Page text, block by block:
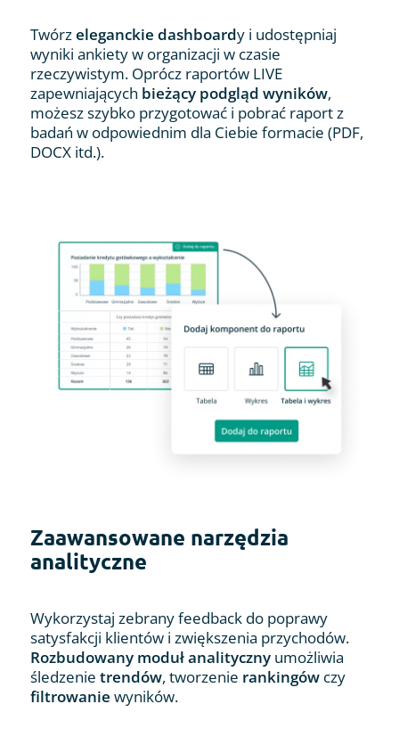
Twórzeleganckie dashboardy i udostępniaj
wyniki ankiety w organizacji w czasie
rzeczywistym. Oprócz raportów LIVE
zapewniających bieżący podgląd wyników,
możesz szybko przygotować i pobrać raport z
badań w odpowiednim dla Ciebie formacie (PDF,
DOCX itd.).
Zaawansowane narzędzia
analityczne
Wykorzystaj zebrany feedback do poprawy
satysfakcji klientów i zwiększenia przychodów.
Rozbudowany moduł analitycznyumożliwia
śledzenie trendów, tworzenie rankingówczy
filtrowanie wyników.